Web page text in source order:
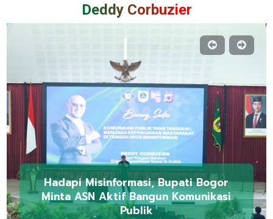
Deddy Corbuzier
Hadapi Misinformasi, Bupati Bogor
Minta ASN Aktif Bangun Komunikasi
Publik